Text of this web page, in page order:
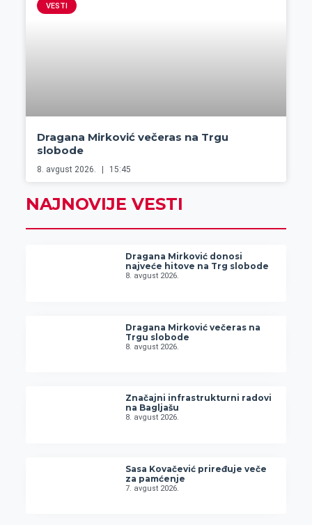
VESTI
Dragana Mirković večeras na Trgu
slobode
8. avgust 2026. 15:45
NAJNOVIJE VESTI
Dragana Mirković donosi
najveće hitove na Trg slobode
8. avgust 2026.
Dragana Mirković večeras na
Trgu slobode
8. avgust 2026.
Značajni infrastrukturni radovi
na Bagljašu
8. avgust 2026.
Sasa Kovačević priređuje veče
za pamćenje
7. avgust 2026.